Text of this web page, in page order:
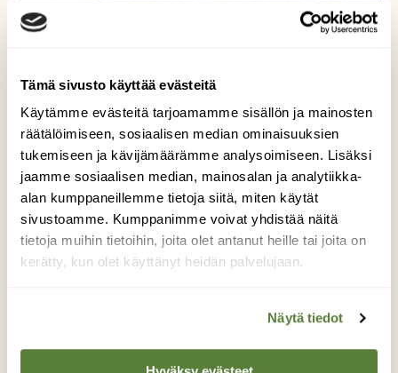
Tämä sivusto käyttää evästeitä
Käytämme evästeitä tarjoamamme sisällön ja mainosten
räätälöimiseen, sosiaalisen median ominaisuuksien
tukemiseen ja kävijämäärämme analysoimiseen. Lisäksi
jaamme sosiaalisen median, mainosalan ja analytiikka-
alan kumppaneillemme tietoja siitä, miten käytät
sivustoamme. Kumppanimme voivat yhdistää näitä
tietoja muihin tietoihin, joita olet antanut heille tai joita on
kerätty, kun olet käyttänyt heidän palvelujaan.
Näytä tiedot
hepokatti
Arvatenkin idänhepokatti kävi tarkistamassa
anopin kasvin verannalla.
Valokuvaaja: Päivi Salonen, Haapasilta, Ylämaa
TAKAISIN LISTAAN